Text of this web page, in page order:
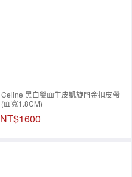
Celine 黑白雙面牛皮凱旋門金扣皮帶
(面寬1.8CM)
NT$1600